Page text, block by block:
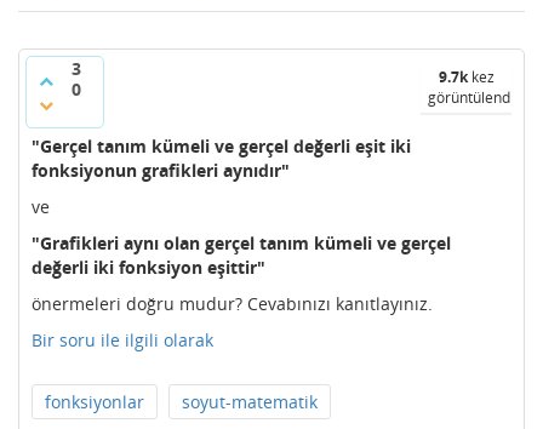
3
0
9.7kkez
görüntülendi
"Gerçel tanım kümeli ve gerçel değerli eşit iki
fonksiyonun grafikleri aynıdır"
ve
"Grafikleri aynı olan gerçel tanım kümeli ve gerçel
değerli iki fonksiyon eşittir"
önermeleri doğru mudur? Cevabınızı kanıtlayınız.
Bir soru ile ilgili olarak
fonksiyonlar soyut-matematik